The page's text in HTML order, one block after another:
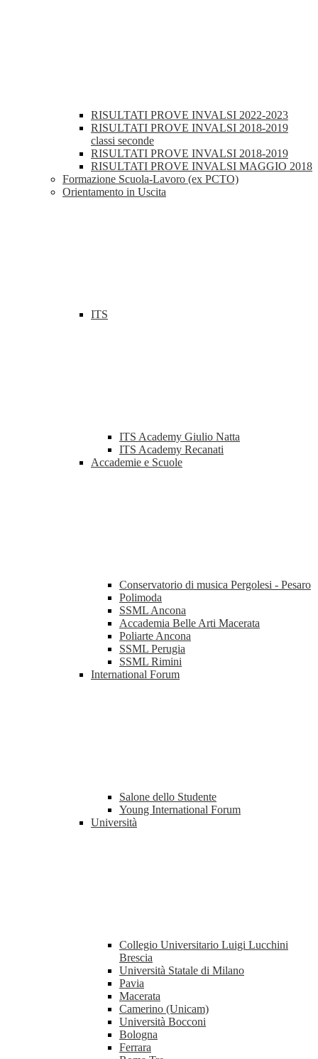
RISULTATI PROVE INVALSI 2022-2023
RISULTATI PROVE INVALSI 2018-2019
classi seconde
RISULTATI PROVE INVALSI 2018-2019
RISULTATI PROVE INVALSI MAGGIO 2018
Formazione Scuola-Lavoro (ex PCTO)
Orientamento in Uscita
ITS
ITS Academy Giulio Natta
ITS Academy Recanati
Accademie e Scuole
Conservatorio di musica Pergolesi - Pesaro
Polimoda
SSML Ancona
Accademia Belle Arti Macerata
Poliarte Ancona
SSML Perugia
SSML Rimini
International Forum
Salone dello Studente
Young International Forum
Università
Collegio Universitario Luigi Lucchini
Brescia
Università Statale di Milano
Pavia
Macerata
Camerino (Unicam)
Università Bocconi
Bologna
Ferrara